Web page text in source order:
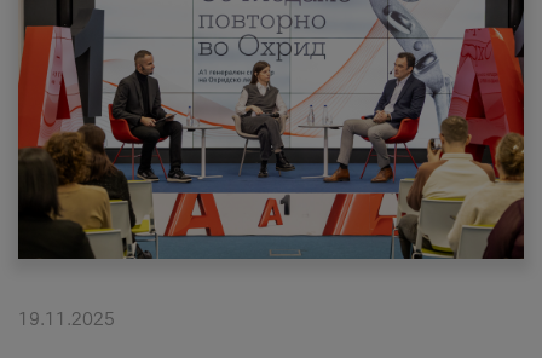
МК SQ
Приватни Деловни
Поддршка
Надополни кредит
19.11.2025